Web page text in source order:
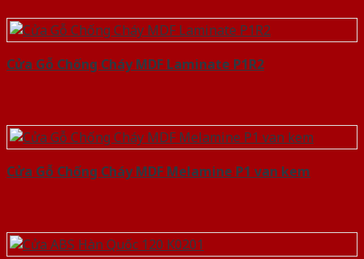
Cửa Gỗ Chống Cháy MDF Laminate P1R2
Cửa Gỗ Chống Cháy MDF Melamine P1 van kem